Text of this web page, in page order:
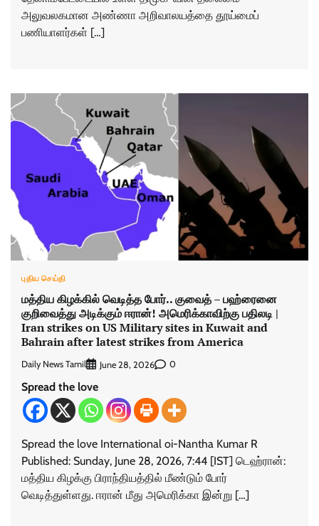
அலுவலகமான அண்ணா அறிவாலயத்தை தூய்மைப்
பணியாளர்கள் […]
புதிய செய்தி
மத்திய கிழக்கில் வெடித்த போர்.. குவைத் – பஹ்ரைனை
குறிவைத்து அடிக்கும் ஈரான்! அமெரிக்காவிற்கு பதிலடி |
Iran strikes on US Military sites in Kuwait and
Bahrain after latest strikes from America
Daily News Tamil June 28, 2026 0
Spread the love
Spread the love International oi-Nantha Kumar R
Published: Sunday, June 28, 2026, 7:44 [IST] டெஹ்ரான்:
மத்திய கிழக்கு பிராந்தியத்தில் மீண்டும் போர்
வெடித்துள்ளது. ஈரான் மீது அமெரிக்கா இன்று […]